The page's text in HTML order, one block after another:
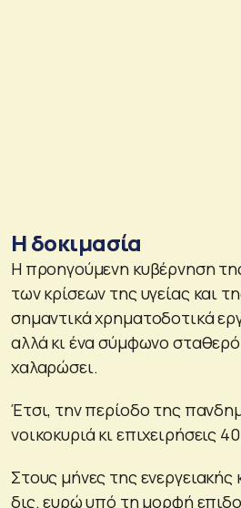
Η δοκιμασία
Η προηγούμενη κυβέρνηση
των κρίσεων της υγείας και
σημαντικά χρηματοδοτικά
αλλά κι ένα σύμφωνο
χαλαρώσει.
Έτσι, την περίοδο της
νοικοκυριά κι επιχειρήσεις
Στους μήνες της ενεργειακής
δις. ευρώ υπό τη μορφή